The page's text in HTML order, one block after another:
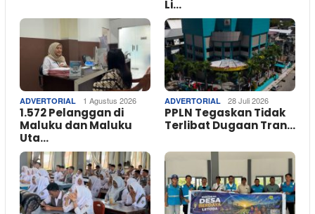
Li…
ADVERTORIAL 1 Agustus 2026
1.572 Pelanggan di
Maluku dan Maluku
Uta…
ADVERTORIAL 28 Juli 2026
PPLN Tegaskan Tidak
Terlibat Dugaan Tran…